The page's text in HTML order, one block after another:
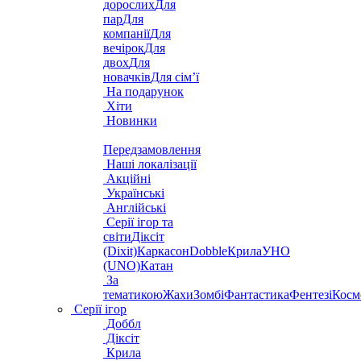
дорослихДля
парДля
компаніїДля
вечірокДля
двохДля
новачківДля сім’ї
На подарунок
Хіти
Новинки
Передзамовлення
Наші локалізації
Акційні
Українські
Англійські
Серії ігор та
світиДіксіт
(Dixit)КаркасонDobbleКрилаУНО
(UNO)Катан
За
тематикоюЖахиЗомбіФантастикаФентезі
Серії ігор
Доббл
Діксіт
Крила